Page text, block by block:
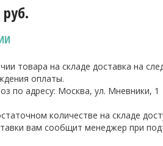
руб.
товара на складе доставка на
оплаты.
по адресу: Москва, ул. Мневники, 1
количестве на складе
вам сообщит менеджер при